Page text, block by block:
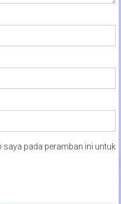
saya pada peramban ini untuk